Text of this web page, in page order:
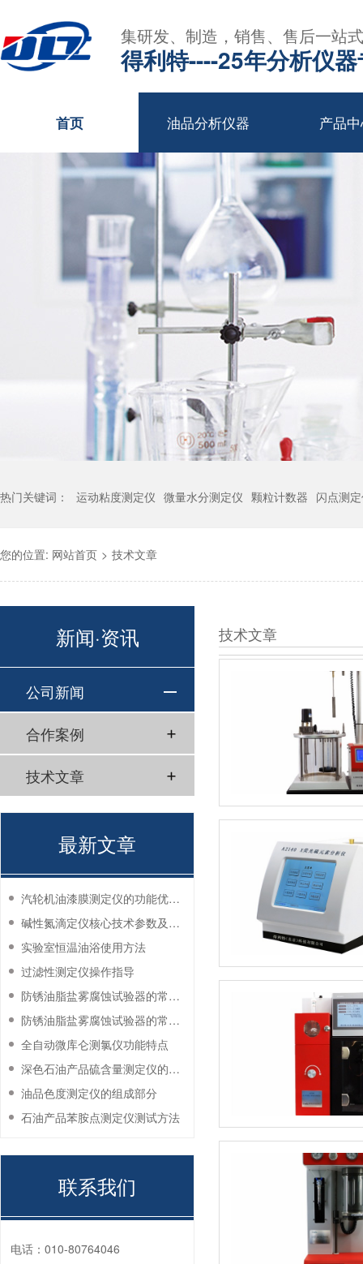
集研发、制造，销售、售后一站
得利特----25年分析仪
首页 油品分析仪器 产品
热门关键词： 运动粘度测定仪 微量水分测定仪 颗粒计数器 闪点测
您的位置: 网站首页 > 技术文章
技术文章
新闻·资讯
公司新闻
合作案例
技术文章
最新文章
汽轮机油漆膜测定仪的功能优势有哪些？
碱性氮滴定仪核心技术参数及应用说明
实验室恒温油浴使用方法
过滤性测定仪操作指导
防锈油脂盐雾腐蚀试验器的常见故障与解决方法
防锈油脂盐雾腐蚀试验器的常见故障与解决方法
全自动微库仑测氯仪功能特点
深色石油产品硫含量测定仪的工作环境要求
油品色度测定仪的组成部分
石油产品苯胺点测定仪测试方法
联系我们
电话： 010-80764046